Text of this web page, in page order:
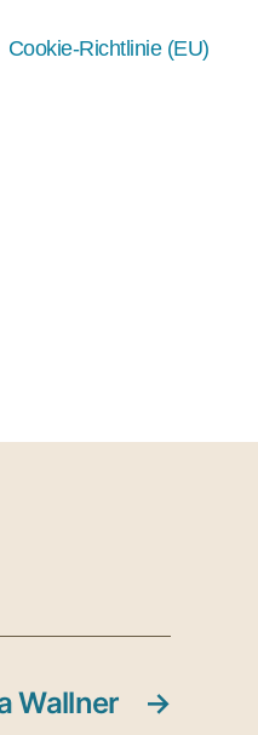
Cookie-Richtlinie (EU)
→
Wallner